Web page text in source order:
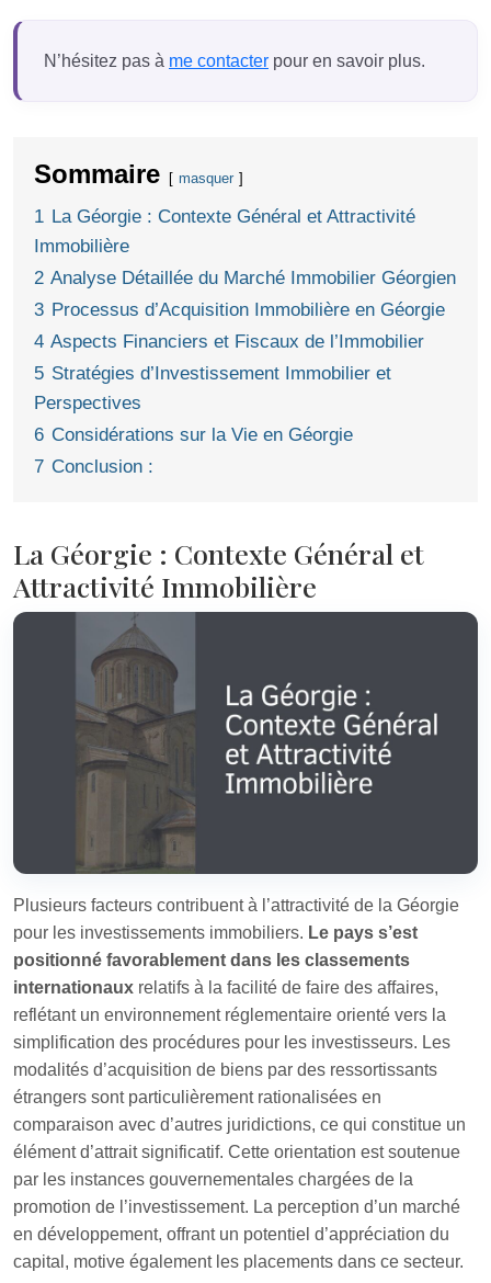
N’hésitez pas à me contacter pour en savoir plus.
Sommaire masquer
1 La Géorgie : Contexte Général et Attractivité
Immobilière
2 Analyse Détaillée du Marché Immobilier Géorgien
3 Processus d’Acquisition Immobilière en Géorgie
4 Aspects Financiers et Fiscaux de l’Immobilier
5 Stratégies d’Investissement Immobilier et
Perspectives
6 Considérations sur la Vie en Géorgie
7 Conclusion :
La Géorgie : Contexte Général et
Attractivité Immobilière
Plusieurs facteurs contribuent à l’attractivité de la Géorgie
pour les investissements immobiliers. Le pays s’est
positionné favorablement dans les classements
internationaux relatifs à la facilité de faire des affaires,
reflétant un environnement réglementaire orienté vers la
simplification des procédures pour les investisseurs. Les
modalités d’acquisition de biens par des ressortissants
étrangers sont particulièrement rationalisées en
comparaison avec d’autres juridictions, ce qui constitue un
élément d’attrait significatif. Cette orientation est soutenue
par les instances gouvernementales chargées de la
promotion de l’investissement. La perception d’un marché
en développement, offrant un potentiel d’appréciation du
capital, motive également les placements dans ce secteur.